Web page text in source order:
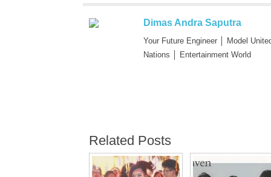
Dimas Andra Saputra
Your Future Engineer │ Model
Nations │ Entertainment World
Related Posts